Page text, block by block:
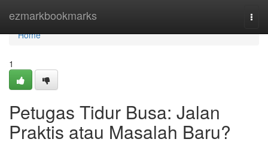
ezmarkbookmarks
Home
Home
1
Petugas Tidur Busa: Jalan
Praktis atau Masalah Baru?